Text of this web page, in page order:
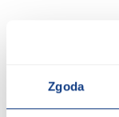
Zgoda